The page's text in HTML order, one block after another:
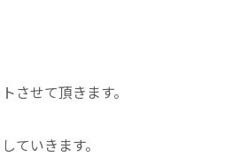
させて頂きます。
ていきます。